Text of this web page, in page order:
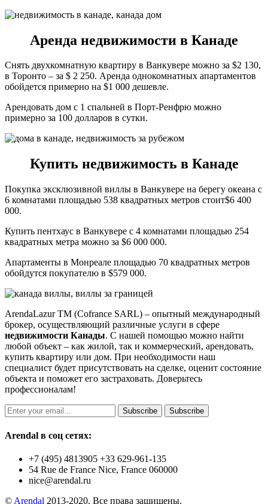
Аренда недвижимости в Канаде
Снять двухкомнатную квартиру в Ванкувере можно за $2 130,
в Торонто – за $ 2 250. Аренда однокомнатных апартаментов
обойдется примерно на $1 000 дешевле.
Арендовать дом с 1 спальней в Порт-Ренфрю можно
примерно за 100 долларов в сутки.
Купить недвижимость в Канаде
Покупка эксклюзивной виллы в Ванкувере на берегу океана с
6 комнатами площадью 538 квадратных метров стоит$6 400
000.
Купить пентхаус в Ванкувере с 4 комнатами площадью 254
квадратных метра можно за $6 000 000.
Апартаменты в Монреале площадью 70 квадратных метров
обойдутся покупателю в $579 000.
ArendaLazur TM (Cofrance SARL) – опытный международный
брокер, осуществляющий различные услуги в сфере
недвижимости Канады. С нашей помощью можно найти
любой объект – как жилой, так и коммерческий, арендовать,
купить квартиру или дом. При необходимости наш
специалист будет присутствовать на сделке, оценит состояние
объекта и поможет его застраховать. Доверьтесь
профессионалам!
Subscribe Subscribe
Arendal в соц сетях:
+7 (495) 4813905 +33 629-961-135
54 Rue de France Nice, France 060000
nice@arendal.ru
© Arendal 2013-2020. Все права защищены.